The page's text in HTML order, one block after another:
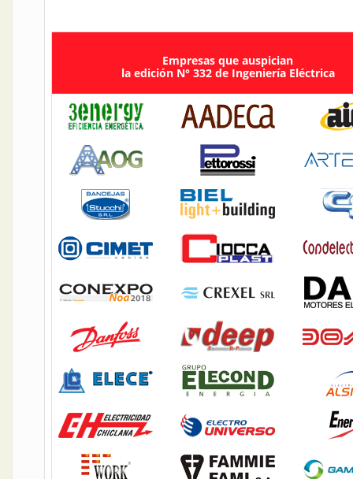
Empresas que auspician
la edición N° 332 de Ingeniería Eléctrica